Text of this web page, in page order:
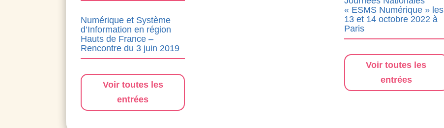
Numérique et Système
d’Information en région
Hauts de France –
Rencontre du 3 juin 2019
Voir toutes les
entrées
« ESMS Numérique » les
13 et 14 octobre 2022 à
Paris
Voir toutes les
entrées